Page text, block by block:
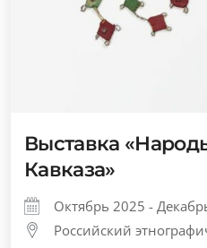
Выставка
Кавказа»
Октябрь 2025 -
Российский